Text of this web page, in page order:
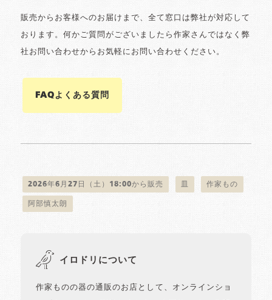
販売からお客様へのお届けまで、全て窓口は弊社が対応して
おります。何かご質問がございましたら作家さんではなく弊
社お問い合わせからお気軽にお問い合わせください。
FAQよくある質問
2026年6月27日（土）18:00から販売 作家もの
阿部慎太朗
イロドリについて
作家ものの器の通販のお店として、オンラインショ